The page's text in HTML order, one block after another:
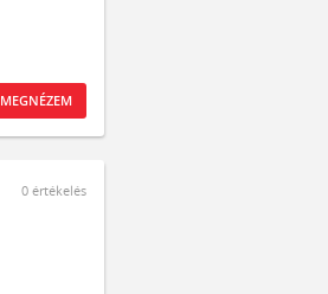
MEGNÉZEM
0 értékelés